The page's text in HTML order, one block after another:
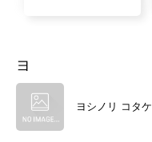
ヨ
ヨシノリ コタケ